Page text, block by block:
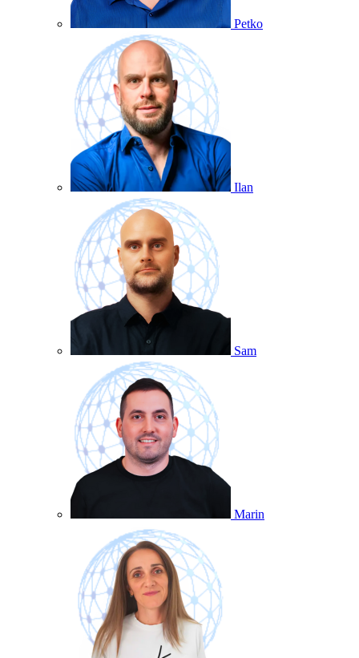
Petko
Ilan
Sam
Marin